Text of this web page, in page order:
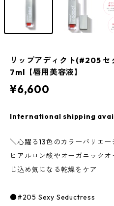
リップアディクト(#205
7ml【唇用美容液】
¥6,600
International shipping
＼心躍る13色のカラーバリエー
ヒアルロン酸やオーガニック
じ込め気になる乾燥をケア
●#205 Sexy Seductress